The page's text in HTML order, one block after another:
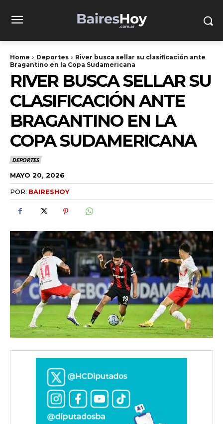
Home Deportes
River busca sellar su clasificación ante
Bragantino en la Copa Sudamericana
RIVER BUSCA SELLAR SU
CLASIFICACIÓN ANTE
BRAGANTINO EN LA
COPA SUDAMERICANA
DEPORTES
MAYO 20, 2026
POR: BAIRESHOY